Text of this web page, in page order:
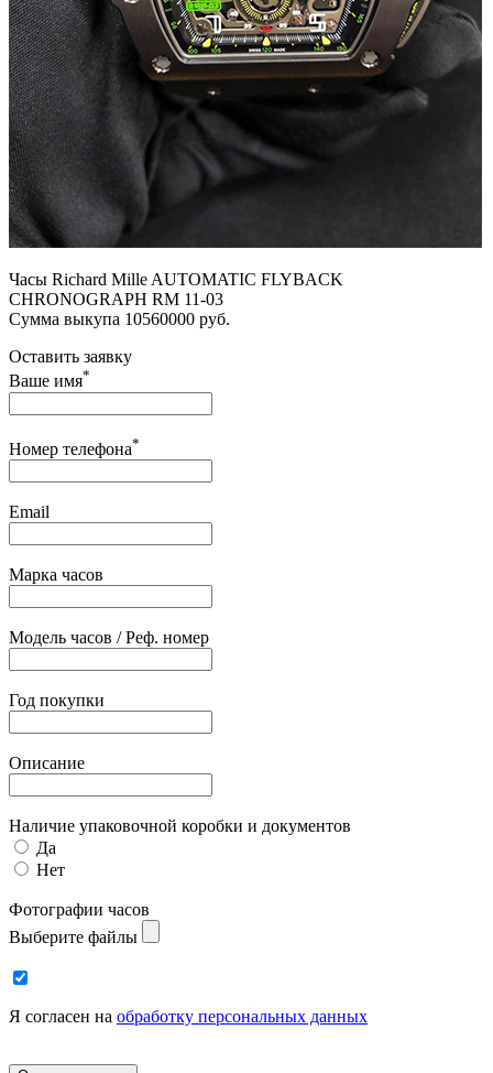
Часы Richard Mille AUTOMATIC FLYBACK
CHRONOGRAPH RM 11-03
Сумма выкупа 10560000 руб.
Оставить заявку
Ваше имя*
Номер телефона*
Email
Марка часов
Модель часов / Реф. номер
Год покупки
Описание
Наличие упаковочной коробки и документов
Да
Нет
Фотографии часов
Выберите файлы
Я согласен на обработку персональных данных